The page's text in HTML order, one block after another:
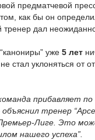
предматчевой
как бы он
дал неожиданно
уже 5 лет
стал уклоняться от
прибавляет
тренер
Лиге. Это
нашего успеха”.